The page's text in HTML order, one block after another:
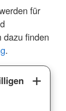
für
dazu finden
.